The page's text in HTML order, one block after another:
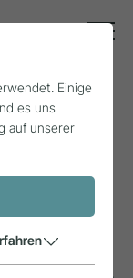
aus
Einige
es uns
auf unserer